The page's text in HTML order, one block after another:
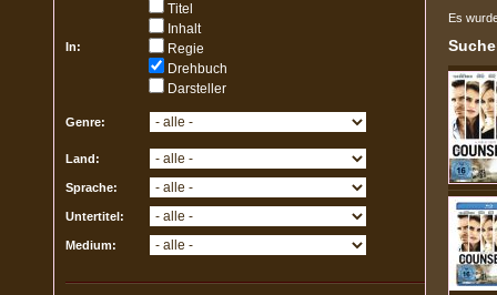
In:
Titel
Inhalt
Regie
Drehbuch
Darsteller
Genre:
Land:
Sprache:
Untertitel:
Medium:
Es